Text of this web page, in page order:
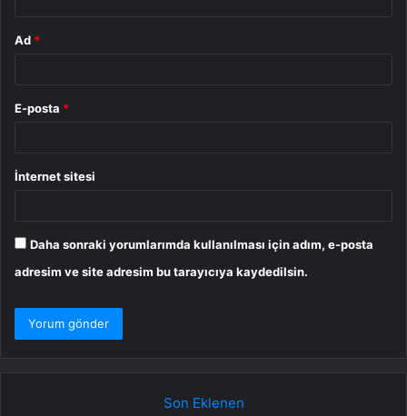
Ad *
E-posta *
İnternet sitesi
Daha sonraki yorumlarımda kullanılması için adım, e-posta
adresim ve site adresim bu tarayıcıya kaydedilsin.
Son Eklenen